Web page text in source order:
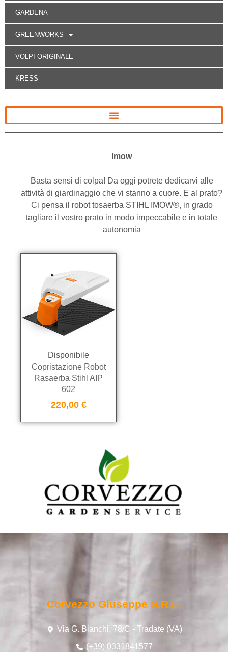
GARDENA
GREENWORKS
VOLPI ORIGINALE
KRESS
Imow
Basta sensi di colpa! Da oggi potrete dedicarvi alle
attività di giardinaggio che vi stanno a cuore. E al prato?
Ci pensa il robot tosaerba STIHL IMOW®, in grado
tagliare il vostro prato in modo impeccabile e in totale
autonomia
Disponibile
Copristazione Robot
Rasaerba Stihl AIP
602
220,00 €
Corvezzo Giuseppe S.r.l.
Via G. Bianchi, 78/C - Tradate (VA)
(+39) 0331841577